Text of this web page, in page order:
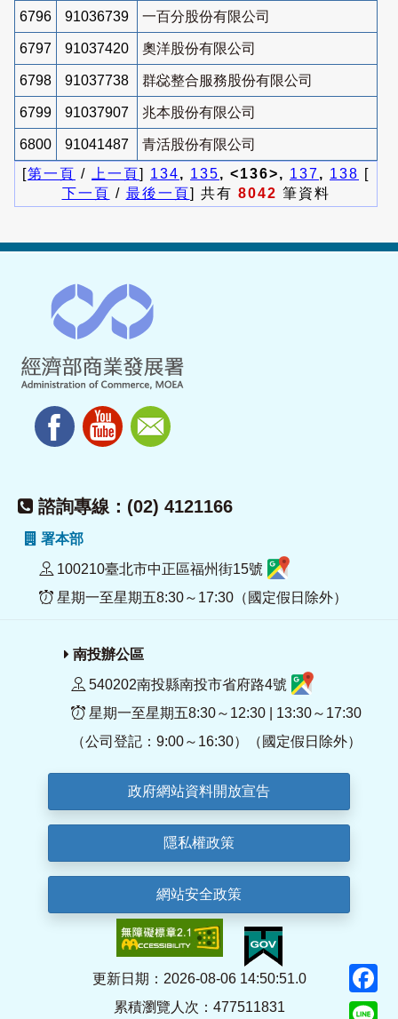
6796 91036739 一百分股份有限公司
6797 91037420 奧洋股份有限公司
6798 91037738 群惢整合服務股份有限公司
6799 91037907 兆本股份有限公司
6800 91041487
青活股份有限公司
[第一頁 / 上一頁] 134, 135, <136>, 137, 138 [
下一頁 / 最後一頁] 共有 8042 筆資料
諮詢專線：(02) 4121166
署本部
100210臺北市中正區福州街15號
星期一至星期五8:30～17:30（國定假日除外）
南投辦公區
540202南投縣南投市省府路4號
星期一至星期五8:30～12:30 | 13:30～17:30
（公司登記：9:00～16:30）（國定假日除外）
政府網站資料開放宣告
隱私權政策
網站安全政策
更新日期：2026-08-06 14:50:51.0
累積瀏覽人次：477511831